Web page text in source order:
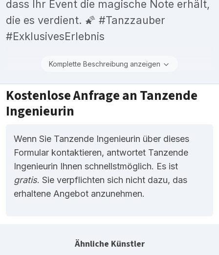
dass Ihr Event die magische Note erhält,
die es verdient. 🌠 #Tanzzauber
#ExklusivesErlebnis
Komplette Beschreibung anzeigen
Kostenlose Anfrage an Tanzende
Ingenieurin
Wenn Sie Tanzende Ingenieurin über dieses
Formular kontaktieren, antwortet Tanzende
Ingenieurin Ihnen schnellstmöglich. Es ist
gratis. Sie verpflichten sich nicht dazu, das
erhaltene Angebot anzunehmen.
Ähnliche Künstler